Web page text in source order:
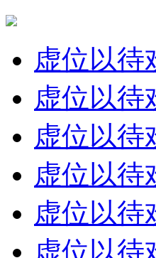
虚位以待
虚位以待
虚位以待
虚位以待
虚位以待
虚位以待